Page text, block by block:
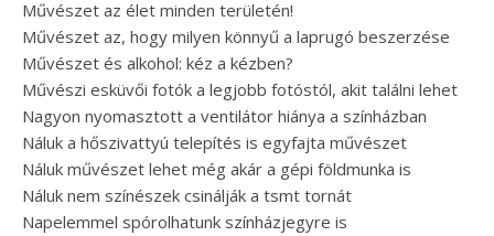
Művészet az élet minden területén!
Művészet az, hogy milyen könnyű a laprugó beszerzése
Művészet és alkohol: kéz a kézben?
Művészi esküvői fotók a legjobb fotóstól, akit találni lehet
Nagyon nyomasztott a ventilátor hiánya a színházban
Náluk a hőszivattyú telepítés is egyfajta művészet
Náluk művészet lehet még akár a gépi földmunka is
Náluk nem színészek csinálják a tsmt tornát
Napelemmel spórolhatunk színházjegyre is